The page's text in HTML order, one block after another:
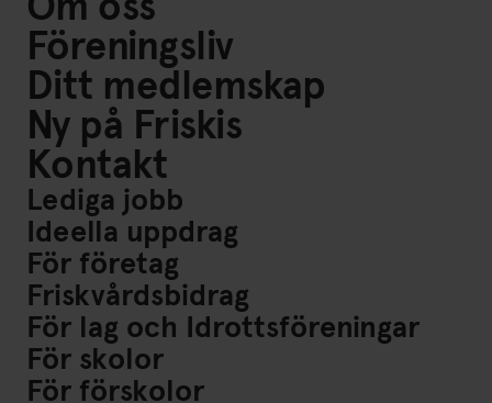
Föreningsliv
Ditt medlemskap
Ny på Friskis
Kontakt
Lediga jobb
Ideella uppdrag
För företag
Friskvårdsbidrag
För lag och Idrottsföreningar
För skolor
För förskolor